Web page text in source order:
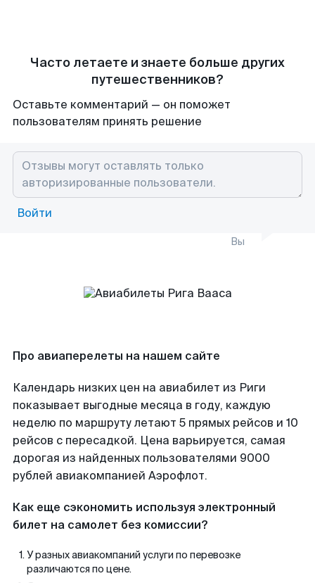
Часто летаете и знаете больше других
путешественников?
Оставьте комментарий — он поможет
пользователям принять решение
Войти
Вы
Про авиаперелеты на нашем сайте
Календарь низких цен на авиабилет из Риги
показывает выгодные месяца в году, каждую
неделю по маршруту летают 5 прямых рейсов и 10
рейсов с пересадкой. Цена варьируется, самая
дорогая из найденных пользователями 9000
рублей авиакомпанией Аэрофлот.
Как еще сэкономить используя электронный
билет на самолет без комиссии?
У разных авиакомпаний услуги по перевозке
различаются по цене.